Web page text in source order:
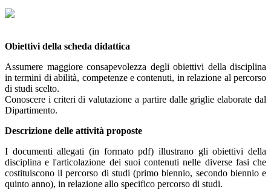
Obiettivi della scheda didattica
Assumere maggiore consapevolezza degli obiettivi della disciplina
in termini di abilità, competenze e contenuti, in relazione al percorso
di studi scelto.
Conoscere i criteri di valutazione a partire dalle griglie elaborate dal
Dipartimento.
Descrizione delle attività proposte
I documenti allegati (in formato pdf) illustrano gli obiettivi della
disciplina e l'articolazione dei suoi contenuti nelle diverse fasi che
costituiscono il percorso di studi (primo biennio, secondo biennio e
quinto anno), in relazione allo specifico percorso di studi.